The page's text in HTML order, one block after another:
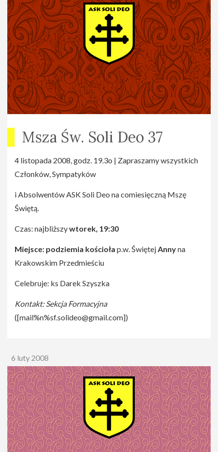
Msza Św. Soli Deo 37
4 listopada 2008, godz. 19.3o | Zapraszamy wszystkich
Członków, Sympatyków
i Absolwentów ASK Soli Deo na comiesięczną Mszę
Świętą.
Czas: najbliższywtorek, 19:30
Miejsce: podziemia kościoła p.w. ŚwiętejAnnyna
Krakowskim Przedmieściu
Celebruje: ks Darek Szyszka
Kontakt: Sekcja Formacyjna
([mail%n%sf.solideo@gmail.com])
6 luty 2008